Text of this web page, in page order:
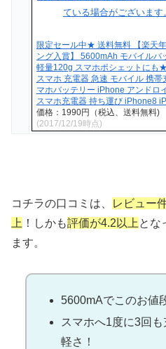
限定セール中★ 送料無料 【楽天
ング入賞】 5600mAh モバイルバ
軽量120g スマホポシェットにも
スマホ 充電器 急速 モバイル 携帯
マホバッテリー iPhone アンドロ
スマホ充電器 持ち運び iPhone8
価格：1990円（税込、送料無料)
(2017/12/19時点)
コチラの口コミは、
レビュー
上 ！しかも評価が4.2以上 とな
ます。
5600mAでこのお値
スマホへ1度に3回
軽さ！